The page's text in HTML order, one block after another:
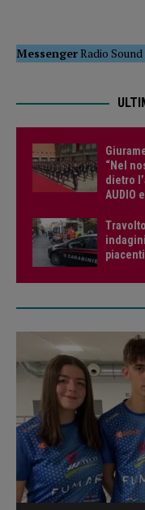
MessengerRadio Sound
“Nel
dietro
AUDIO